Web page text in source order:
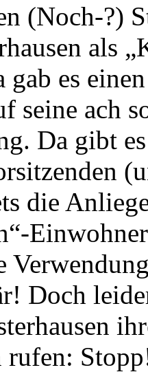
(Noch-?)
als
gab es
seine ach
Da gibt
die
Doch
rufen: